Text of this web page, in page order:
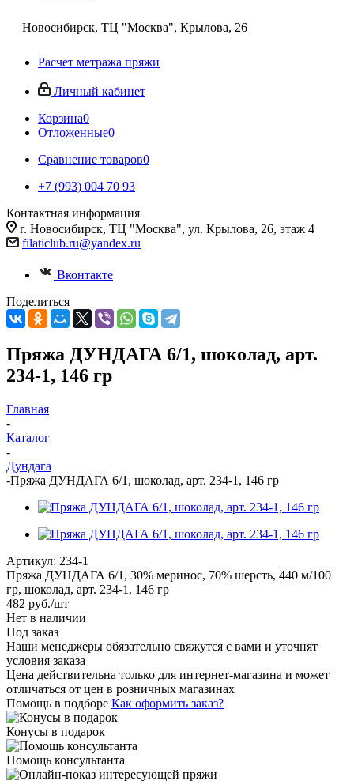
Новосибирск, ТЦ "Москва", Крылова, 26
Расчет метража пряжи
Личный кабинет
Корзина0
Отложенные0
Сравнение товаров0
+7 (993) 004 70 93
Контактная информация
г. Новосибирск, ТЦ "Москва", ул. Крылова, 26, этаж 4
filaticlub.ru@yandex.ru
Вконтакте
Поделиться
Пряжа ДУНДАГА 6/1, шоколад, арт.
234-1, 146 гр
Главная
-
Каталог
-
Дундага
-Пряжа ДУНДАГА 6/1, шоколад, арт. 234-1, 146 гр
Артикул: 234-1
Пряжа ДУНДАГА 6/1, 30% меринос, 70% шерсть, 440 м/100
гр, шоколад, арт. 234-1, 146 гр
482 руб./шт
Нет в наличии
Под заказ
Наши менеджеры обязательно свяжутся с вами и уточнят
условия заказа
Цена действительна только для интернет-магазина и может
отличаться от цен в розничных магазинах
Помощь в подборе Как оформить заказ?
Конусы в подарок
Помощь консультанта